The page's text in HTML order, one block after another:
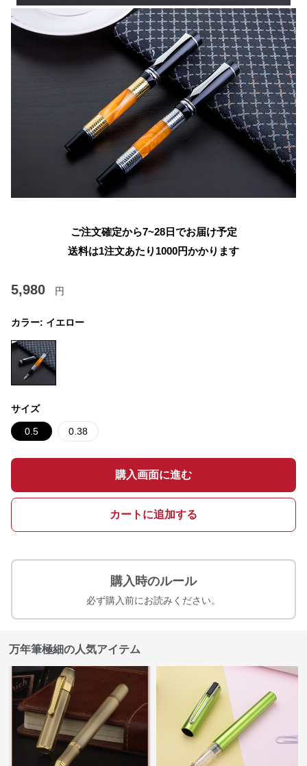
ご注文確定から7~28日でお届け予定
送料は1注文あたり 1000円かかります
5,980 円
カラー: イエロー
サイズ
0.5 0.38
購入画面に進む
カートに追加する
購入時のルール
必ず購入前にお読みください。
万年筆極細の人気アイテム